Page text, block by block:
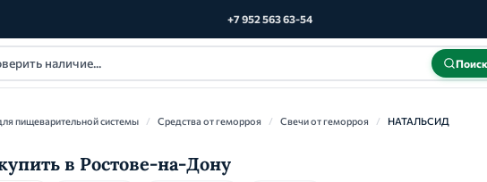
+7 952 563 63-54
Поиск
пищеварительной системы / Средства от геморроя / Свечи от геморроя / НАТАЛЬСИД
в Ростове-на-Дону